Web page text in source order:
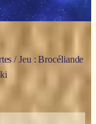
/ Jeu : Brocéliande